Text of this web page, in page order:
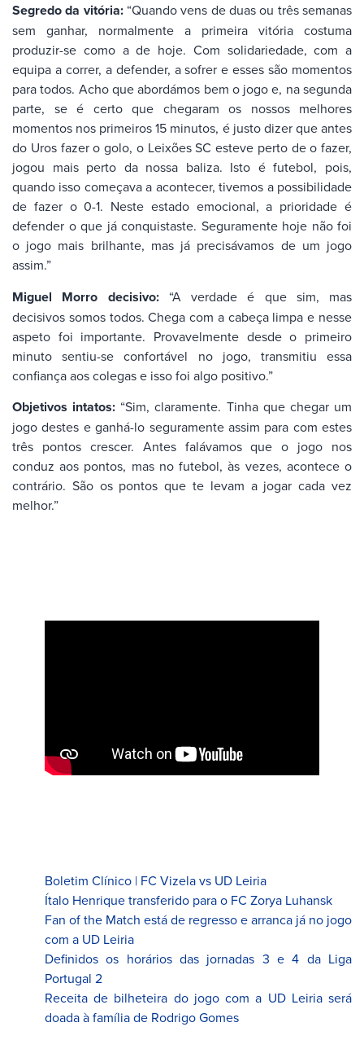
Segredo da vitória:“Quando vens de duas ou três semanas
sem ganhar, normalmente a primeira vitória costuma
produzir-se como a de hoje. Com solidariedade, com a
equipa a correr, a defender, a sofrer e esses são momentos
para todos. Acho que abordámos bem o jogo e, na segunda
parte, se é certo que chegaram os nossos melhores
momentos nos primeiros 15 minutos, é justo dizer que antes
do Uros fazer o golo, o Leixões SC esteve perto de o fazer,
jogou mais perto da nossa baliza. Isto é futebol, pois,
quando isso começava a acontecer, tivemos a possibilidade
de fazer o 0-1. Neste estado emocional, a prioridade é
defender o que já conquistaste. Seguramente hoje não foi
o jogo mais brilhante, mas já precisávamos de um jogo
assim.”
Miguel Morro decisivo:“A verdade é que sim, mas
decisivos somos todos. Chega com a cabeça limpa e nesse
aspeto foi importante. Provavelmente desde o primeiro
minuto sentiu-se confortável no jogo, transmitiu essa
confiança aos colegas e isso foi algo positivo.”
Objetivos intatos: “Sim, claramente. Tinha que chegar um
jogo destes e ganhá-lo seguramente assim para com estes
três pontos crescer. Antes falávamos que o jogo nos
conduz aos pontos, mas no futebol, às vezes, acontece o
contrário. São os pontos que te levam a jogar cada vez
melhor.”
Boletim Clínico | FC Vizela vs UD Leiria
Ítalo Henrique transferido para o FC Zorya Luhansk
Fan of the Match está de regresso e arranca já no jogo
com a UD Leiria
Definidos os horários das jornadas 3 e 4 da Liga
Portugal 2
Receita de bilheteira do jogo com a UD Leiria será
doada à família de Rodrigo Gomes